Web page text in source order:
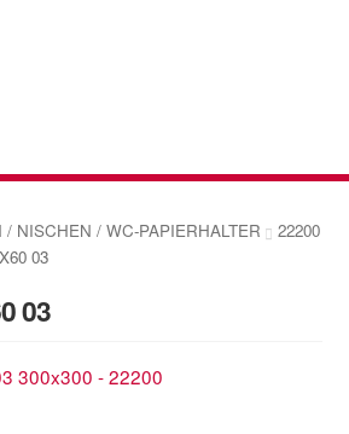
/ NISCHEN / WC-PAPIERHALTER
22200
03
03